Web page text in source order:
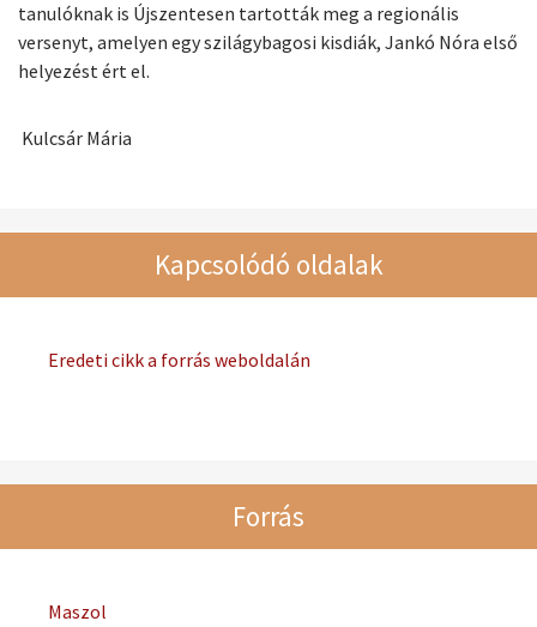
tanulóknak is Újszentesen tartották meg a regionális
versenyt, amelyen egy szilágybagosi kisdiák, Jankó Nóra első
helyezést ért el.
Kulcsár Mária
Kapcsolódó oldalak
Eredeti cikk a forrás weboldalán
Forrás
Maszol